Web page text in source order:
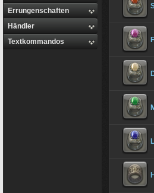
Errungenschaften
Händler
Textkommandos